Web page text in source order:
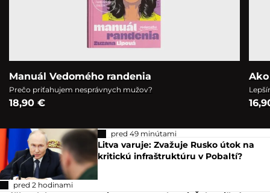
Manuál Vedomého randenia
Prečo priťahujem nesprávnych mužov?
18,90 €
pred 49 minútami
Litva varuje: Zvažuje Rusko útok na
kritickú infraštruktúru v Pobaltí?
pred 2 hodinami